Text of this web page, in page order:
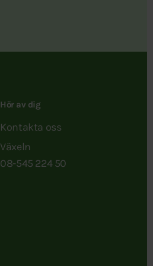
Hör av dig
Kontakta oss
Växeln
08-545 224 50